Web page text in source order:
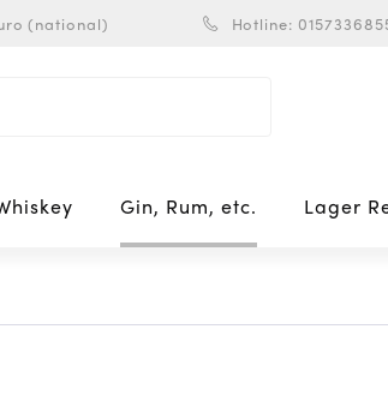
(national) Hotline:
Gin, Rum, etc. Lager